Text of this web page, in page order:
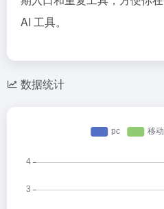
AI 工具。
数据统计